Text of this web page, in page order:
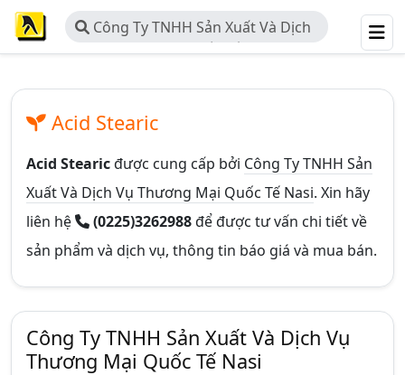
Công Ty TNHH Sản Xuất Và Dịch
Vụ Thương Mại Quốc Tế Nasi
Acid Stearic
Acid Stearicđược cung cấp bởi Công Ty TNHH Sản
Xuất Và Dịch Vụ Thương Mại Quốc Tế Nasi. Xin hãy
liên hệ
(0225)3262988để được tư vấn chi tiết về
sản phẩm và dịch vụ, thông tin báo giá và mua bán.
Công Ty TNHH Sản Xuất Và Dịch Vụ
Thương Mại Quốc Tế Nasi